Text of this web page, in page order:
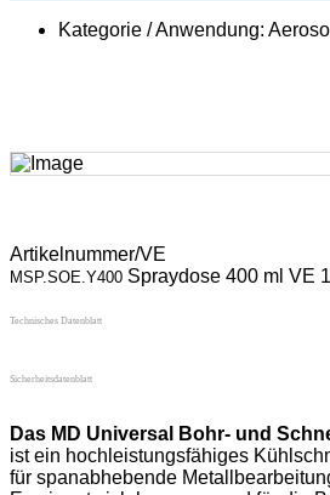
Kategorie / Anwendung:
Artikelnummer/VE
MSP.SOE.Y400 Spraydose 400 ml VE
Technisches Datenblatt
Sicherheitsdatenblatt
Das MD Universal Bohr- und
ist ein hochleistungsfähiges
für spanabhebende